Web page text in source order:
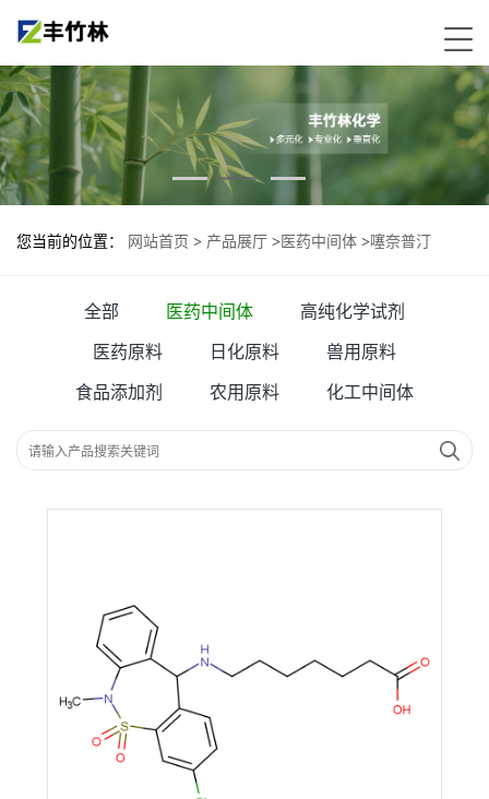
您当前的位置： 网站首页 > 产品展厅 > 医药中间体 >噻奈普汀
全部 医药中间体 高纯化学试剂
医药原料 日化原料 兽用原料
食品添加剂 农用原料 化工中间体